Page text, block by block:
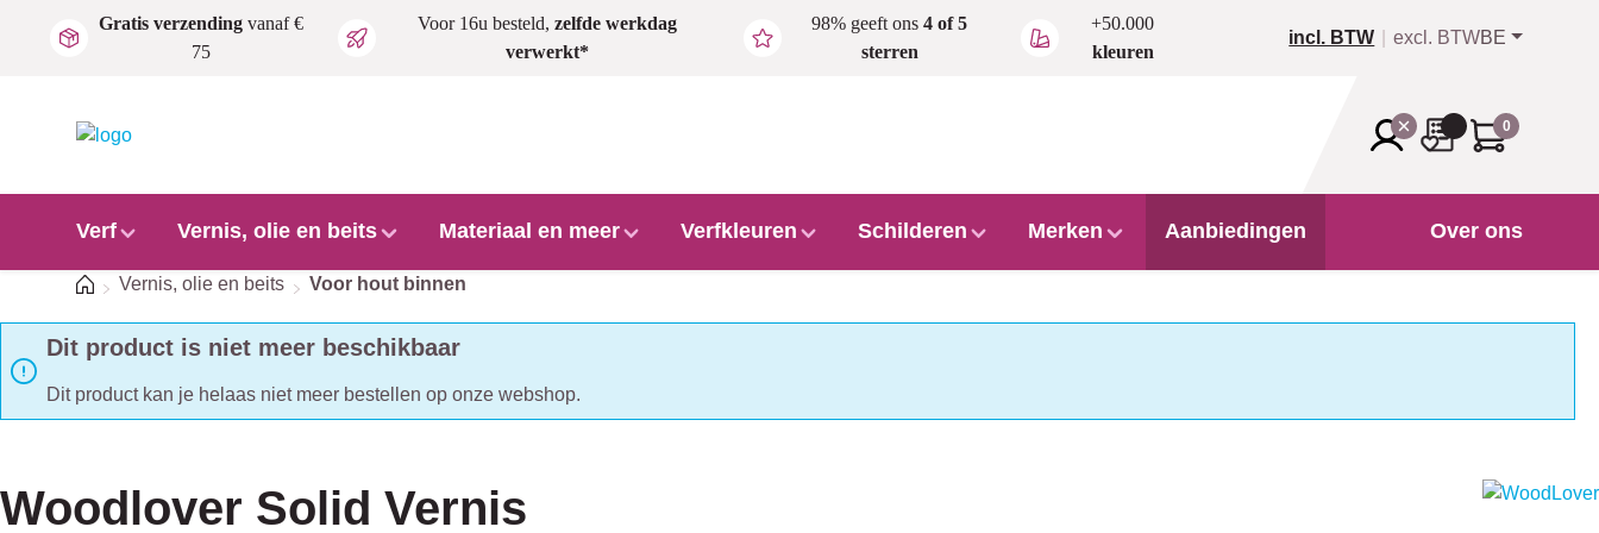
Ga naar de hoofdinhoud
Gratis verzendingvanaf €
75
Voor 16u besteld,zelfde werkdag
verwerkt*
98% geeft ons4 of 5
sterren
+50.000
kleuren
incl. BTW excl. BTWBE
0
Verf Vernis, olie en beits Materiaal en meer Verfkleuren Schilderen Merken Aanbiedingen Over ons
HomeVernis, olie en beits Voor hout binnen
Dit product is niet meer beschikbaar
Dit product kan je helaas niet meer bestellen op onze webshop.
Woodlover Solid Vernis